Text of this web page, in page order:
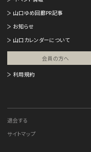
山口ゆめ回廊PR記事
お知らせ
山口カレンダーについて
会員の方へ
利用規約
退会する
サイトマップ